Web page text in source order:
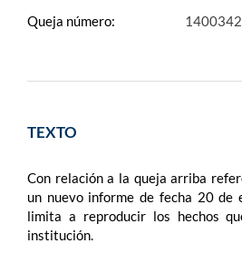
Queja número:
TEXTO
Con relación a la queja arriba
un nuevo informe de fecha 20 de
limita a reproducir los hechos
institución.